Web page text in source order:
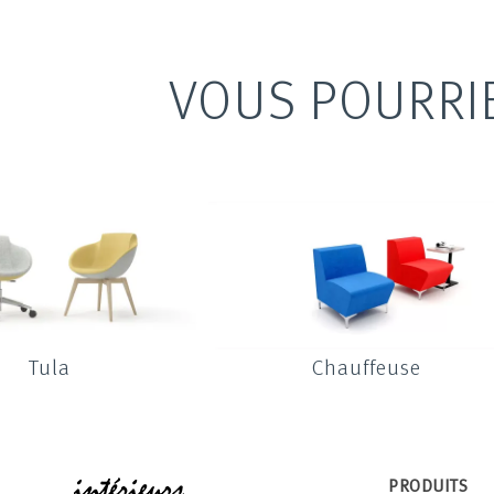
VOUS
Tula Chauffeuse
PRODUITS